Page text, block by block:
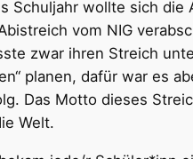
Schuljahr wollte sich die
vom NIG
zwar ihren Streich
planen, dafür war es
Das Motto dieses
Welt.